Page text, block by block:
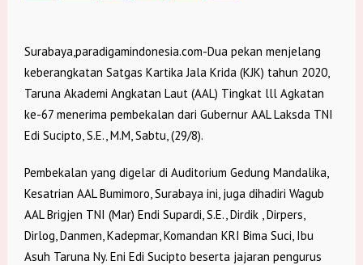
Surabaya,paradigamindonesia.com-Dua pekan menjelang
keberangkatan Satgas Kartika Jala Krida (KJK) tahun 2020,
Taruna Akademi Angkatan Laut (AAL) Tingkat lll Agkatan
ke-67 menerima pembekalan dari Gubernur AAL Laksda TNI
Edi Sucipto, S.E., M.M, Sabtu, (29/8).
Pembekalan yang digelar di Auditorium Gedung Mandalika,
Kesatrian AAL Bumimoro, Surabaya ini, juga dihadiri Wagub
AAL Brigjen TNI (Mar) Endi Supardi, S.E., Dirdik , Dirpers,
Dirlog, Danmen, Kadepmar, Komandan KRI Bima Suci, Ibu
Asuh Taruna Ny. Eni Edi Sucipto beserta jajaran pengurus